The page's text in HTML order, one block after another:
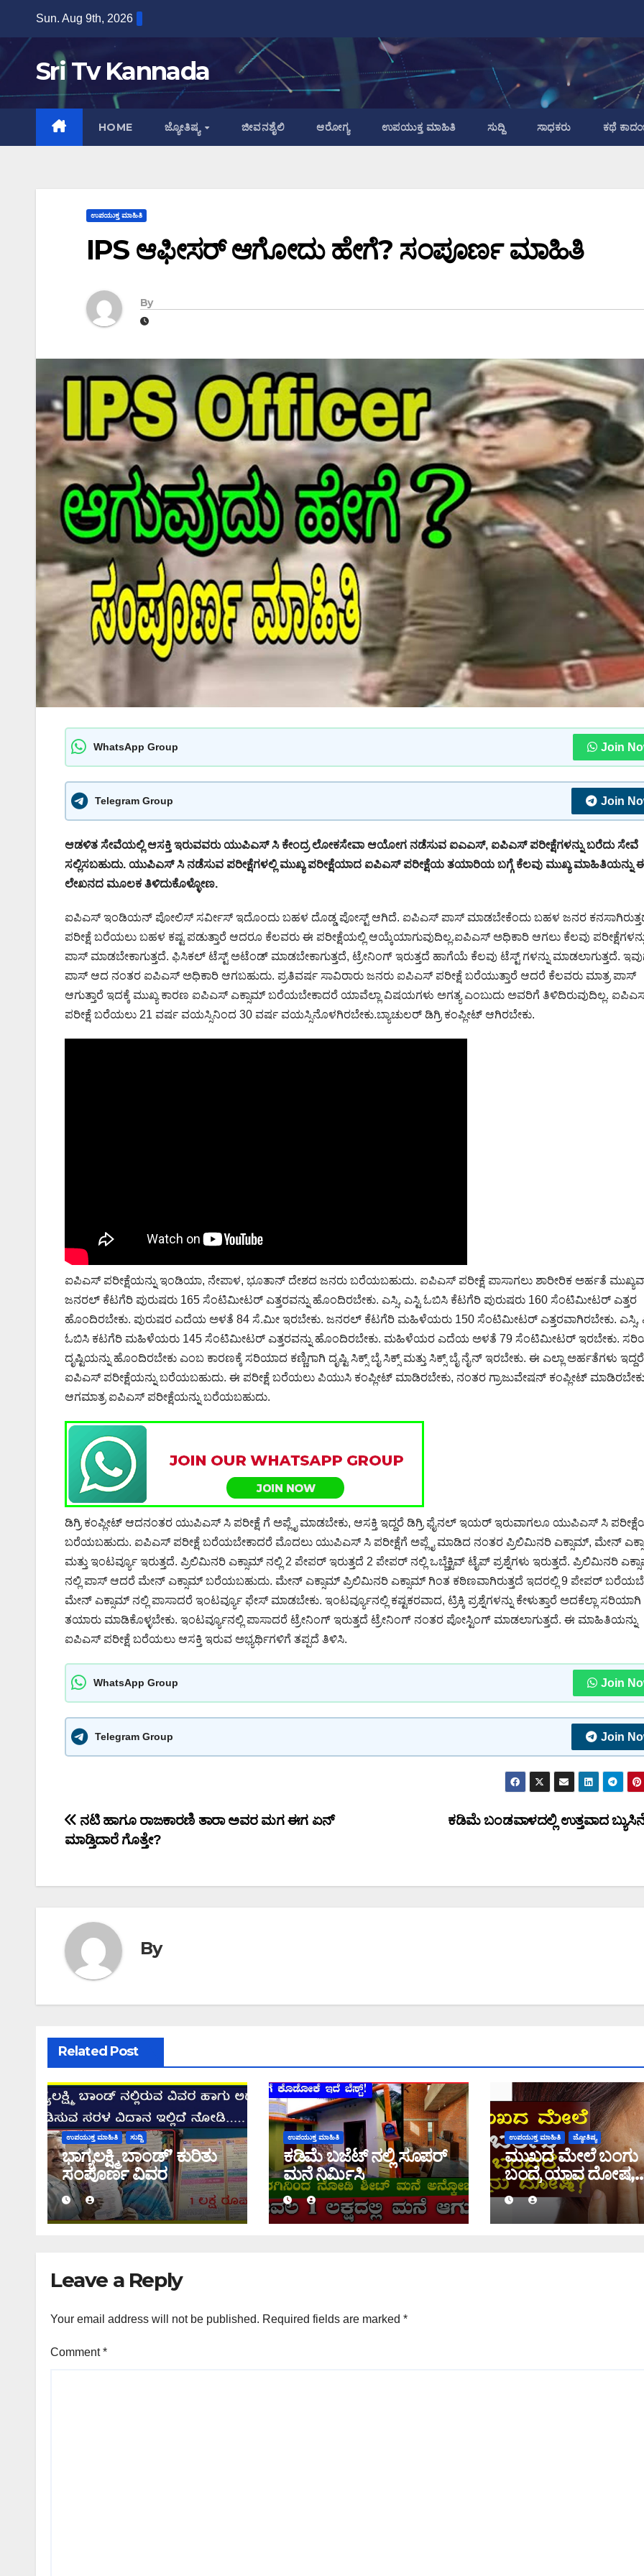
content
Sun. Aug 9th, 2026
Sri Tv Kannada
HOME ಜ್ಯೋತಿಷ್ಯ ಜೀವನಶೈಲಿ ಆರೋಗ್ಯ ಉಪಯುಕ್ತ ಮಾಹಿತಿ ಸುದ್ದಿ ಸಾಧಕರು ಕಥೆ
ಉಪಯುಕ್ತ ಮಾಹಿತಿ
IPS ಆಫೀಸರ್ ಆಗೋದು ಹೇಗೆ? ಸಂಪೂರ್ಣ ಮಾಹಿತಿ
By
WhatsApp Group Join
Telegram Group Join
ಆಡಳಿತ ಸೇವೆಯಲ್ಲಿ ಆಸಕ್ತಿ ಇರುವವರು ಯುಪಿಎಸ್‌ ಸಿ ಕೇಂದ್ರ ಲೋಕಸೇವಾ ಆಯೋಗ ನಡೆಸುವ ಐಎಎಸ್, ಐಪಿಎಸ್ ಪರೀಕ್ಷೆಗಳನ್ನು ಬರೆದು ಸೇವೆ
ಸಲ್ಲಿಸಬಹುದು. ಯುಪಿಎಸ್ ಸಿ ನಡೆಸುವ ಪರೀಕ್ಷೆಗಳಲ್ಲಿ ಮುಖ್ಯ ಪರೀಕ್ಷೆಯಾದ ಐಪಿಎಸ್ ಪರೀಕ್ಷೆಯ ತಯಾರಿಯ ಬಗ್ಗೆ ಕೆಲವು ಮುಖ್ಯ ಮಾಹಿತಿಯನ್ನು
ಲೇಖನದ ಮೂಲಕ ತಿಳಿದುಕೊಳ್ಳೋಣ.
ಐಪಿಎಸ್ ಇಂಡಿಯನ್ ಪೋಲಿಸ್ ಸರ್ವೀಸ್ ಇದೊಂದು ಬಹಳ ದೊಡ್ಡ ಪೋಸ್ಟ್ ಆಗಿದೆ. ಐಪಿಎಸ್ ಪಾಸ್ ಮಾಡಬೇಕೆಂದು ಬಹಳ ಜನರ
ಪರೀಕ್ಷೆ ಬರೆಯಲು ಬಹಳ ಕಷ್ಟ ಪಡುತ್ತಾರೆ ಆದರೂ ಕೆಲವರು ಈ ಪರೀಕ್ಷೆಯಲ್ಲಿ ಆಯ್ಕೆಯಾಗುವುದಿಲ್ಲ.ಐಪಿಎಸ್ ಅಧಿಕಾರಿ ಆಗಲು ಕೆಲವು
ಪಾಸ್ ಮಾಡಬೇಕಾಗುತ್ತದೆ. ಫಿಸಿಕಲ್ ಟೆಸ್ಟ್ ಅಟೆಂಡ್ ಮಾಡಬೇಕಾಗುತ್ತದೆ, ಟ್ರೇನಿಂಗ್ ಇರುತ್ತದೆ ಹಾಗೆಯೆ ಕೆಲವು ಟೆಸ್ಟ್ ಗಳನ್ನು ಮಾಡಲಾಗುತ್ತದೆ.
ಪಾಸ್ ಆದ ನಂತರ ಐಪಿಎಸ್ ಅಧಿಕಾರಿ ಆಗಬಹುದು. ಪ್ರತಿವರ್ಷ ಸಾವಿರಾರು ಜನರು ಐಪಿಎಸ್ ಪರೀಕ್ಷೆ ಬರೆಯುತ್ತಾರೆ ಆದರೆ ಕೆಲವರು ಮಾತ್ರ ಪಾಸ್
ಆಗುತ್ತಾರೆ ಇದಕ್ಕೆ ಮುಖ್ಯ ಕಾರಣ ಐಪಿಎಸ್ ಎಕ್ಸಾಮ್ ಬರೆಯಬೇಕಾದರೆ ಯಾವೆಲ್ಲಾ ವಿಷಯಗಳು ಅಗತ್ಯ ಎಂಬುದು ಅವರಿಗೆ ತಿಳಿದಿರುವುದಿಲ್ಲ.
ಪರೀಕ್ಷೆ ಬರೆಯಲು 21 ವರ್ಷ ವಯಸ್ಸಿನಿಂದ 30 ವರ್ಷ ವಯಸ್ಸಿನೊಳಗಿರಬೇಕು.ಬ್ಯಾಚುಲರ್ ಡಿಗ್ರಿ ಕಂಪ್ಲೀಟ್ ಆಗಿರಬೇಕು.
ಐಪಿಎಸ್ ಪರೀಕ್ಷೆಯನ್ನು ಇಂಡಿಯಾ, ನೇಪಾಳ, ಭೂತಾನ್ ದೇಶದ ಜನರು ಬರೆಯಬಹುದು. ಐಪಿಎಸ್ ಪರೀಕ್ಷೆ ಪಾಸಾಗಲು ಶಾರೀರಿಕ ಅರ್ಹತೆ
ಜನರಲ್ ಕೆಟಗೆರಿ ಪುರುಷರು 165 ಸೆಂಟಿಮೀಟರ್ ಎತ್ತರವನ್ನು ಹೊಂದಿರಬೇಕು. ಎಸ್ಸಿ, ಎಸ್ಟಿ ಓಬಿಸಿ ಕೆಟಗೆರಿ ಪುರುಷರು 160 ಸೆಂಟಿಮೀಟರ್ ಎತ್ತರ
ಹೊಂದಿರಬೇಕು. ಪುರುಷರ ಎದೆಯ ಅಳತೆ 84 ಸೆ.ಮೀ ಇರಬೇಕು. ಜನರಲ್ ಕೆಟಗೆರಿ ಮಹಿಳೆಯರು 150 ಸೆಂಟಿಮೀಟರ್ ಎತ್ತರವಾಗಿರಬೇಕು. ಎಸ್ಸಿ,
ಓಬಿಸಿ ಕಟಗೆರಿ ಮಹಿಳೆಯರು 145 ಸೆಂಟಿಮೀಟರ್ ಎತ್ತರವನ್ನು ಹೊಂದಿರಬೇಕು. ಮಹಿಳೆಯರ ಎದೆಯ ಅಳತೆ 79 ಸೆಂಟಿಮೀಟರ್ ಇರಬೇಕು.
ದೃಷ್ಟಿಯನ್ನು ಹೊಂದಿರಬೇಕು ಎಂಬ ಕಾರಣಕ್ಕೆ ಸರಿಯಾದ ಕಣ್ಣಿಗಾಗಿ ದೃಷ್ಟಿ ಸಿಕ್ಸ್ ಬೈ ಸಿಕ್ಸ್ ಮತ್ತು ಸಿಕ್ಸ್ ಬೈ ನೈನ್ ಇರಬೇಕು. ಈ ಎಲ್ಲಾ ಅರ್ಹತೆಗಳು ಇದ್ದರೆ
ಐಪಿಎಸ್ ಪರೀಕ್ಷೆಯನ್ನು ಬರೆಯಬಹುದು. ಈ ಪರೀಕ್ಷೆ ಬರೆಯಲು ಪಿಯುಸಿ ಕಂಪ್ಲೀಟ್ ಮಾಡಿರಬೇಕು, ನಂತರ ಗ್ರಾಜುವೇಷನ್ ಕಂಪ್ಲೀಟ್
ಆಗಮಾತ್ರ ಐಪಿಎಸ್ ಪರೀಕ್ಷೆಯನ್ನು ಬರೆಯಬಹುದು.
ಡಿಗ್ರಿ ಕಂಪ್ಲೀಟ್ ಆದನಂತರ ಯುಪಿಎಸ್ ಸಿ ಪರೀಕ್ಷೆ ಗೆ ಅಪ್ಲೈ ಮಾಡಬೇಕು, ಆಸಕ್ತಿ ಇದ್ದರೆ ಡಿಗ್ರಿ ಫೈನಲ್ ಇಯರ್ ಇರುವಾಗಲೂ ಯುಪಿಎಸ್ ಸಿ
ಬರೆಯಬಹುದು. ಐಪಿಎಸ್ ಪರೀಕ್ಷೆ ಬರೆಯಬೇಕಾದರೆ ಮೊದಲು ಯುಪಿಎಸ್ ಸಿ ಪರೀಕ್ಷೆಗೆ ಅಪ್ಲೈ ಮಾಡಿದ ನಂತರ ಪ್ರಿಲಿಮಿನರಿ ಎಕ್ಸಾಮ್, ಮೇನ್
ಮತ್ತು ಇಂಟರ್ವ್ಯೂ ಇರುತ್ತದೆ. ಪ್ರಿಲಿಮಿನರಿ ಎಕ್ಸಾಮ್ ನಲ್ಲಿ 2 ಪೇಪರ್ ಇರುತ್ತದೆ 2 ಪೇಪರ್ ನಲ್ಲಿ ಒಬ್ಜೆಕ್ಟಿವ್ ಟೈಪ್ ಪ್ರಶ್ನೆಗಳು ಇರುತ್ತದೆ. ಪ್ರಿಲಿಮಿನರಿ
ನಲ್ಲಿ ಪಾಸ್ ಆದರೆ ಮೇನ್ ಎಕ್ಸಾಮ್ ಬರೆಯಬಹುದು. ಮೇನ್ ಎಕ್ಸಾಮ್ ಪ್ರಿಲಿಮಿನರಿ ಎಕ್ಸಾಮ್ ಗಿಂತ ಕಠಿಣವಾಗಿರುತ್ತದೆ ಇದರಲ್ಲಿ 9 ಪೇಪರ್
ಮೇನ್ ಎಕ್ಸಾಮ್ ನಲ್ಲಿ ಪಾಸಾದರೆ ಇಂಟರ್ವ್ಯೂ ಫೇಸ್ ಮಾಡಬೇಕು. ಇಂಟರ್ವ್ಯೂನಲ್ಲಿ ಕಷ್ಟಕರವಾದ, ಟ್ರಿಕ್ಕಿ ಪ್ರಶ್ನೆಗಳನ್ನು ಕೇಳುತ್ತಾರೆ ಅದಕೆಲ್ಲಾ ಸರಿಯಾಗಿ
ತಯಾರು ಮಾಡಿಕೊಳ್ಳಬೇಕು. ಇಂಟರ್ವ್ಯೂನಲ್ಲಿ ಪಾಸಾದರೆ ಟ್ರೇನಿಂಗ್ ಇರುತ್ತದೆ ಟ್ರೇನಿಂಗ್ ನಂತರ ಪೋಸ್ಟಿಂಗ್ ಮಾಡಲಾಗುತ್ತದೆ. ಈ ಮಾಹಿತಿಯನ್ನು
ಐಪಿಎಸ್ ಪರೀಕ್ಷೆ ಬರೆಯಲು ಆಸಕ್ತಿ ಇರುವ ಅಭ್ಯರ್ಥಿಗಳಿಗೆ ತಪ್ಪದೆ ತಿಳಿಸಿ.
WhatsApp Group Join
Telegram Group Join
Post
navigation
ಕಡಿಮೆ ಬಂಡವಾಳದಲ್ಲಿ ಉತ್ತವಾದ
ನಟಿ ಹಾಗೂ ರಾಜಕಾರಣಿ ತಾರಾ ಅವರ ಮಗ ಈಗ ಏನ್
ಮಾಡ್ತಿದಾರೆ ಗೊತ್ತೇ?
By
Related Post
ಉಪಯುಕ್ತ ಮಾಹಿತಿ ಸುದ್ದಿ
ಭಾಗ್ಯಲಕ್ಷ್ಮಿ ಬಾಂಡ್’ ಕುರಿತು
ಸಂಪೂರ್ಣ ವಿವರ
ಉಪಯುಕ್ತ ಮಾಹಿತಿ
ಕಡಿಮೆ ಬಜೆಟ್ ನಲ್ಲಿ ಸೂಪರ್
ಮನೆ ನಿರ್ಮಿಸಿ
ಉಪಯುಕ್ತ ಮಾಹಿತಿ ಜ್ಯೋತಿಷ್ಯ
ಮುಖದ ಮೇಲೆ ಬಂಗು
ಬಂದ್ರೆ ಯಾವ ದೋಷ,
ತಿಳಿಯಿರಿ
Leave a Reply
Your email address will not be published. Required fields are marked *
Comment*